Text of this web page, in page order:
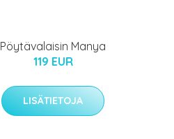
Pöytävalaisin Manya
119 EUR
LISÄTIETOJA